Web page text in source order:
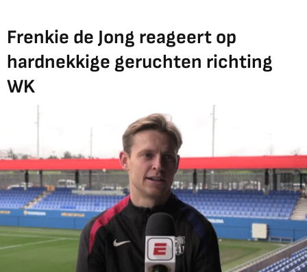
Frenkie de Jong reageert op
hardnekkige geruchten richting
WK